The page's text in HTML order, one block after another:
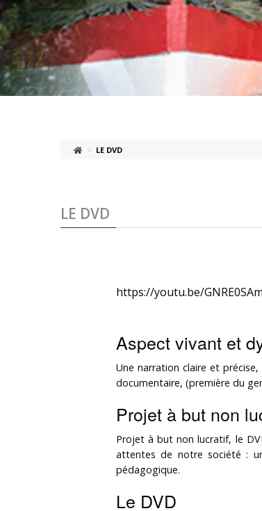
> LE DVD
LE DVD
https://youtu.be/
Aspect vivant et
Une narration claire et
documentaire, (première du
Projet à but non
Projet à but non lucratif, le
attentes de notre société :
pédagogique.
Le DVD